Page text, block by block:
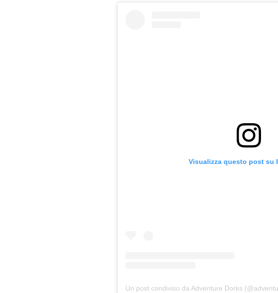
Visualizza questo post su
Un post condiviso da Adventure Dorks